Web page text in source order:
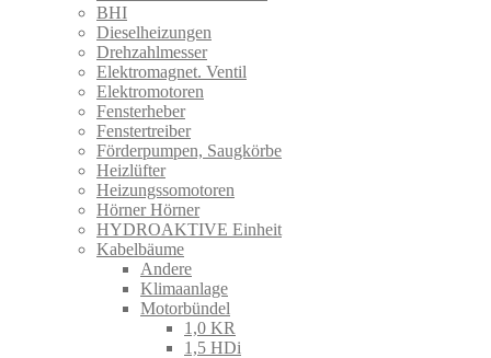
BHI
Dieselheizungen
Drehzahlmesser
Elektromagnet. Ventil
Elektromotoren
Fensterheber
Fenstertreiber
Förderpumpen, Saugkörbe
Heizlüfter
Heizungssomotoren
Hörner Hörner
HYDROAKTIVE Einheit
Kabelbäume
Andere
Klimaanlage
Motorbündel
1,0 KR
1,5 HDi